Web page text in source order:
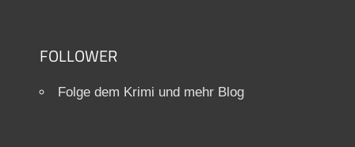
FOLLOWER
Folge dem Krimi und mehr Blog